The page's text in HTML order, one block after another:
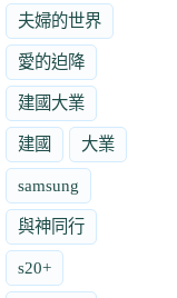
夫婦的世界
愛的迫降
建國大業
建國 大業
samsung
與神同行
s20+